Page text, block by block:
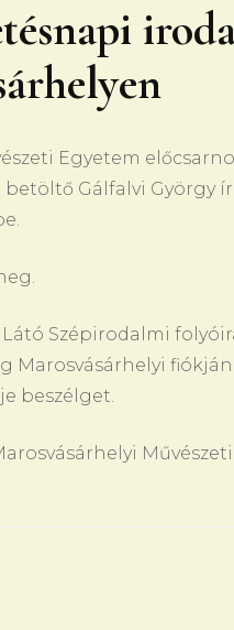
Egyetem
Gálfalvi György
Szépirodalmi
Marosvásárhelyi
beszélget.